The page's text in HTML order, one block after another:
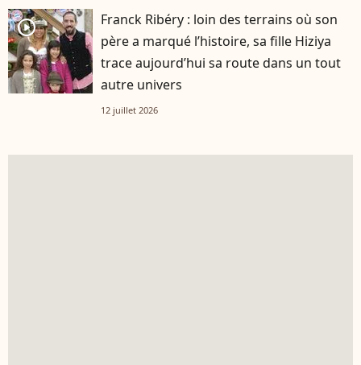
player2
Franck Ribéry : loin des terrains où son
père a marqué l’histoire, sa fille Hiziya
trace aujourd’hui sa route dans un tout
autre univers
12 juillet 2026